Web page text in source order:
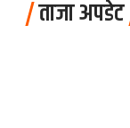
ताजा अपडेट